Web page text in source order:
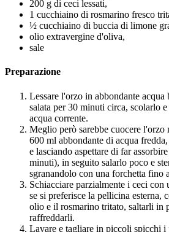
200 g di ceci lessati,
1 cucchiaino di rosmarino fresco
½ cucchiaino di buccia di limone
olio extravergine d'oliva,
sale
Preparazione
Lessare l'orzo in abbondante acqua
salata per 30 minuti circa, scolarlo
acqua corrente.
Meglio però sarebbe cuocere l'orzo
600 ml abbondante di acqua
e lasciando aspettare di far
minuti), in seguito salarlo poco e
sgranandolo con una forchetta fino
Schiacciare parzialmente i ceci con
se si preferisce la pellicina esterna,
olio e il rosmarino tritato, saltarli in
raffreddarli.
Lavare e tagliare in piccoli spicchi